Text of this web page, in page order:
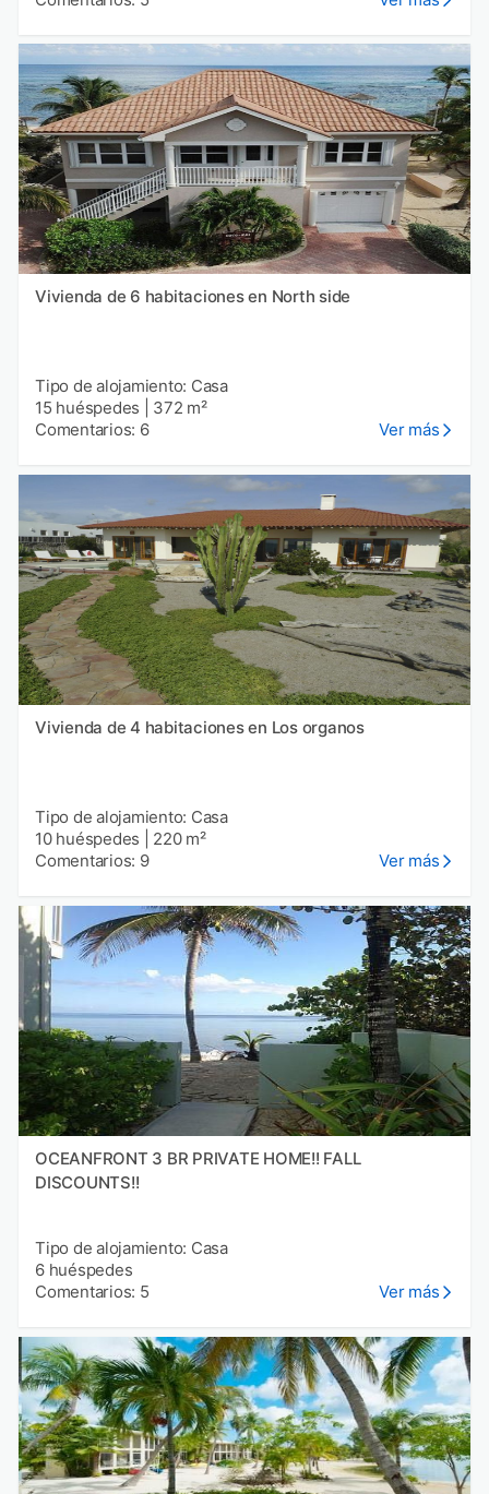
Vivienda de 6 habitaciones en North side
Tipo de alojamiento: Casa
15 huéspedes
372 m²
Comentarios: 6
Ver más
Vivienda de 4 habitaciones en Los organos
Tipo de alojamiento: Casa
10 huéspedes
220 m²
Comentarios: 9
Ver más
OCEANFRONT 3 BR PRIVATE HOME!! FALL
DISCOUNTS!!
Tipo de alojamiento: Casa
6 huéspedes
Comentarios: 5
Ver más